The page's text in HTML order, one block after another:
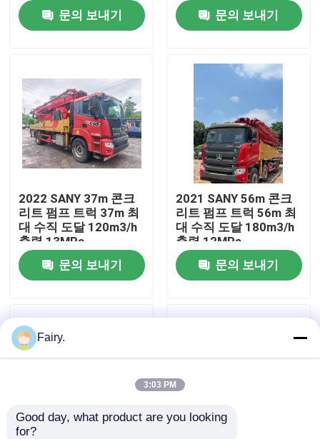
홈
회사 소개
공장 투어
품질 관리
연락처
사용된 트럭 크레인
사용된 콘크리트 펌프 트럭
사용된 콘크리트 믹서 트럭
문의 보내기
문의 보내기
2022 SANY 37m 콘크
리트 펌프 트럭 37m 최
대 수직 도달 120m3/h
출력 13MPa
문의 보내기
2021 SANY 56m 콘크
리트 펌프 트럭 56m 최
대 수직 도달 180m3/h
출력 12MPa
문의 보내기
Fairy.
3:03 PM
Good day, what product are you looking
for?